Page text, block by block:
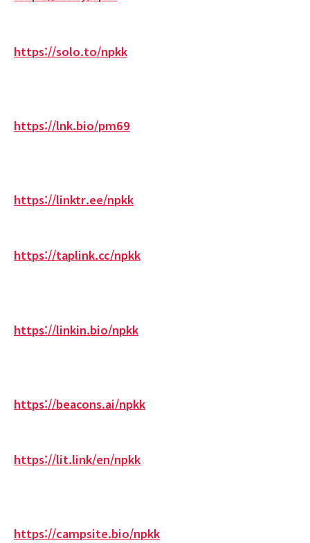
https://solo.to/npkk
https://lnk.bio/pm69
https://linktr.ee/npkk
https://taplink.cc/npkk
https://linkin.bio/npkk
https://beacons.ai/npkk
https://lit.link/en/npkk
https://campsite.bio/npkk